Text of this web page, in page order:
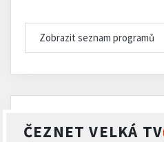
Zobrazit seznam programů
ČEZNET VELKÁ TV